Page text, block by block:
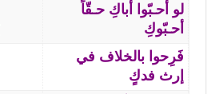
لو أحـبّوا أباكِ حـقّاً
أحـبّوكِ
فَرِحوا بالخلاف في
إرث فدكٍ